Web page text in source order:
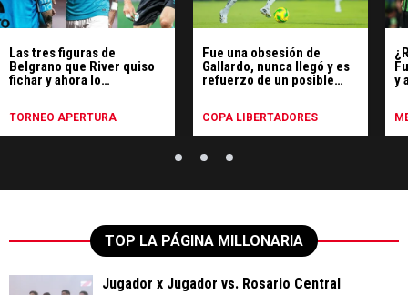
Las tres figuras de
Belgrano que River quiso
fichar y ahora lo
TORNEO APERTURA
Fue una obsesión de
Gallardo, nunca llegó y es
refuerzo de un posible
COPA LIBERTADORES
y
TOP LA PÁGINA MILLONARIA
Jugador x Jugador vs. Rosario Central